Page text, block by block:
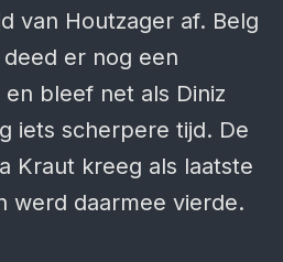
van Houtzager af. Belg
er nog een
bleef net als Diniz
iets scherpere tijd. De
Kraut kreeg als laatste
werd daarmee vierde.